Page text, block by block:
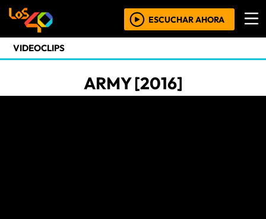
ESCUCHAR AHORA
VIDEOCLIPS
ARMY [2016]